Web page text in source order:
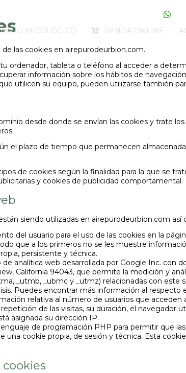
MICOLÓGICO TIENDA ONLINE
las cookies en airepurodeurbion.com.
ordenador, tableta o teléfono al acceder a
información sobre los hábitos de
utilicen su equipo, pueden utilizarse también
desde donde se envían las cookies y trate
el plazo de tiempo que permanecen
de cookies según la finalidad para la que se
y cookies de publicidad comportamental.
siendo utilizadas en airepurodeurbion.com
del usuario para el uso de las cookies en la
que a los primeros no se les muestre
persistente y técnica.
de analítica web desarrollada por Google Inc. con
California 94043, que permite la medición y
_utmb, _ubmc y _utmz) relacionadas con este
Puedes encontrar más información al respecto
relativa al número de usuarios que
de las visitas, su duración, el navegador
asignada su dirección IP.
de programación PHP para permitir que
una cookie propia, de sesión y técnica. Esta